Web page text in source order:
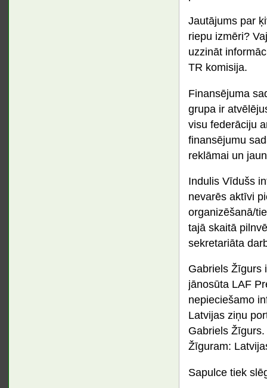
Jautājums par
riepu izmēri?
uzzināt
TR komisija.
Finansējuma
grupa ir
visu federāciju
finansējumu
reklāmai un
Indulis Vīdušs
nevarēs aktīvi
organizēšanā/
tajā skaitā
sekretariāta
Gabriels Žīgurs
jānosūta LAF
nepieciešamo
Latvijas ziņu
Gabriels
Žīguram:
Sapulce tiek